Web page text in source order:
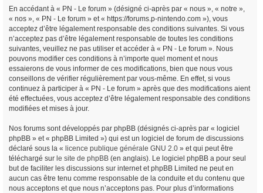
En accédant à « PN - Le forum » (désigné ci-après par « nous », « notre »,
« nos », « PN - Le forum » et « https://forums.p-nintendo.com »), vous
acceptez d’être légalement responsable des conditions suivantes. Si vous
n’acceptez pas d’être légalement responsable de toutes les conditions
suivantes, veuillez ne pas utiliser et accéder à « PN - Le forum ». Nous
pouvons modifier ces conditions à n’importe quel moment et nous
essaierons de vous informer de ces modifications, bien que nous vous
conseillons de vérifier régulièrement par vous-même. En effet, si vous
continuez à participer à « PN - Le forum » après que des modifications aient
été effectuées, vous acceptez d’être légalement responsable des conditions
modifiées et mises à jour.
Nos forums sont développés par phpBB (désignés ci-après par « logiciel
phpBB » et « phpBB Limited ») qui est un logiciel de forum de discussions
déclaré sous la « licence publique générale GNU 2.0 » et qui peut être
téléchargé sur le site de phpBB (en anglais). Le logiciel phpBB a pour seul
but de faciliter les discussions sur internet et phpBB Limited ne peut en
aucun cas être tenu comme responsable de la conduite et du contenu que
nous acceptons et que nous n’acceptons pas. Pour plus d’informations